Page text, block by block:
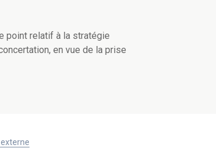
point relatif à la stratégie
en vue de la prise